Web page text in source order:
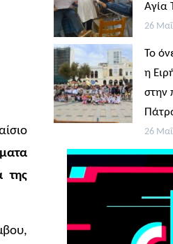
της
Αγία
26
Το
η
στην
26